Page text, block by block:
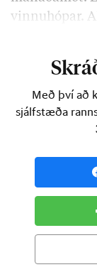
vinnuhópar.
Með því að
sjálfstæða